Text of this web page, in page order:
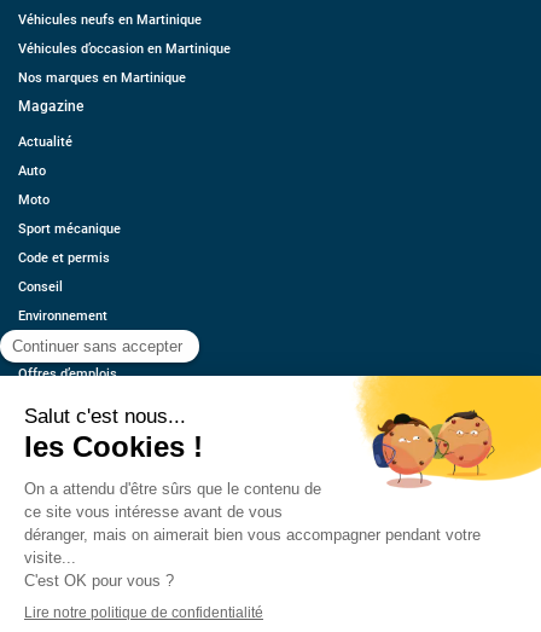
Véhicules neufs en Martinique
Véhicules d’occasion en Martinique
Nos marques en Martinique
Magazine
Actualité
Auto
Moto
Sport mécanique
Code et permis
Conseil
Environnement
Économie
Offres d’emplois
Contact
Estimez votre voiture
Mentions légales
CGU